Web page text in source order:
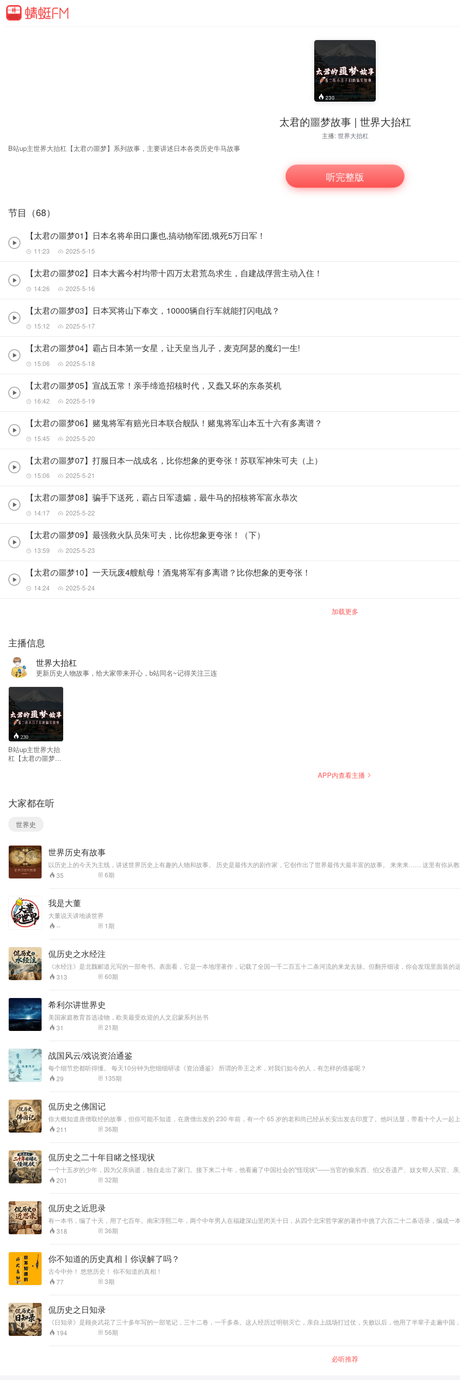
230
太君的噩梦故事 | 世界大抬杠
主播: 世界大抬杠
B站up主世界大抬杠【太君の噩梦】系列故事，主要讲述日本各类历史牛马故事
听完整版
节目（68）
【太君の噩梦01】日本名将牟田口廉也,搞动物军团,饿死5万日军！
11:23 2025-5-15
【太君の噩梦02】日本大酱今村均带十四万太君荒岛求生，自建战俘营主动入住！
14:26 2025-5-16
【太君の噩梦03】日本冥将山下奉文，10000辆自行车就能打闪电战？
15:12 2025-5-17
【太君の噩梦04】霸占日本第一女星，让天皇当儿子，麦克阿瑟的魔幻一生!
15:06 2025-5-18
【太君の噩梦05】宣战五常！亲手缔造招核时代，又蠢又坏的东条英机
16:42 2025-5-19
【太君の噩梦06】赌鬼将军有赔光日本联合舰队！赌鬼将军山本五十六有多离谱？
15:45 2025-5-20
【太君の噩梦07】打服日本一战成名，比你想象的更夸张！苏联军神朱可夫（上）
15:06 2025-5-21
【太君の噩梦08】骗手下送死，霸占日军遗孀，最牛马的招核将军富永恭次
14:17 2025-5-22
【太君の噩梦09】最强救火队员朱可夫，比你想象更夸张！（下）
13:59 2025-5-23
【太君の噩梦10】一天玩废4艘航母！酒鬼将军有多离谱？比你想象的更夸张！
14:24 2025-5-24
加载更多
主播信息
世界大抬杠
更新历史人物故事，给大家带来开心，b站同名~记得关注三连
230
B站up主世界大抬
杠【太君の噩梦】
APP内查看主播
大家都在听
世界史
世界历史有故事
以历史上的今天为主线，讲述世界历史上有趣的人物和故事。 历史是最伟大的剧作家，它创作出了世界最伟大最丰富的故事。 来来来…… 这里有你从教材里不曾了解的更立体的历史人物， 这里有书本里没有提及的有意
思的历史故事。
35 6期
我是大董
大董说天讲地谈世界
--
1期
侃历史之水经注
《水经注》是北魏郦道元写的一部奇书。表面看，它是一本地理著作，记载了全国一千二百五十二条河流的来龙去脉。但翻开细读，你会发现里面装
地方传说，全顺着水流串在了一起。这套节目就是要跟着郦道元的脚步，一条河一条河地走，把那些被河水浸泡了两千年的故事重新捞出来。说到底
总是沿着水流展开"的节目。从黄河到长江，从关中到江南，从大禹治水到隋炀帝开运河，你会发现，中国的历史，换个角度看，就是一部人和水谈判的
313 60期
希利尔讲世界史
美国家庭教育首选读物，欧美最受欢迎的人文启蒙系列丛书
31
21期
战国风云/戏说资治通鉴
每个细节您都听得懂。 每天10分钟为您细细研读《资治通鉴》 所谓的帝王之术，对我们如今的人，有怎样的借鉴呢？
29
135期
侃历史之佛国记
你大概知道唐僧取经的故事，但你可能不知道，在唐僧出发的 230 年前，有一个 65 岁的老和尚已经从长安出发去印度了。他叫法显，带着十个人一
只有他一个人带着经书回来了——有的同伴半路折返，有的死在异国，有的干脆留在了印度不走了。更离谱的是，他去的时候走陆路，回来的时候走海
候他已经 78 岁了，然后他又花了几年时间把带回来的梵文经书翻译成中文，最后写了一本不到一万四千字的游记，叫《佛国记》。这本小书是中国第
211 36期
侃历史之二十年目睹之怪现状
一个十五岁的少年，因为父亲病逝，独自走出了家门。接下来二十年，他看遍了中国社会的"怪现状"——当官的偷东西、伯父吞遗产、妓女帮人买官、
趼人用一百零八回写下的"社会X光片"。咱们这档节目，就是跟着这个少年的眼睛，把晚清社会的每一个角落重新看一遍——看看哪些"怪现状"已经死了
201 32期
侃历史之近思录
有一本书，编了十天，用了七百年。南宋淳熙二年，两个中年男人在福建深山里闭关十日，从四个北宋哲学家的著作中挑了六百二十二条语录，编成
笔记，后来成了元明清三朝科举考试的标答库，统治了中国人思想七百年。这本书叫《近思录》。这档节目不是来讲哲学课的，是来讲这本书背后的
在活着的时候都不得志，死后却集体封神。他们的故事，比他们的理论精彩一百倍。
318 36期
你不知道的历史真相丨你误解了吗？
古今中外！ 悠悠历史！ 你不知道的真相！
77
3期
侃历史之日知录
《日知录》是顾炎武花了三十多年写的一部笔记，三十二卷，一千多条。这人经历过明朝灭亡，亲自上战场打过仗，失败以后，他用了半辈子走遍中
死的？这档节目不是学术讲座，是我陪着你把这本书翻一遍——聊顾炎武这个人、聊他看到的明朝病灶、聊他考证过的经典和历史、也聊聊这些三百年
十年写了一本解剖报告，咱们一起读读看。
194 56期
必听推荐